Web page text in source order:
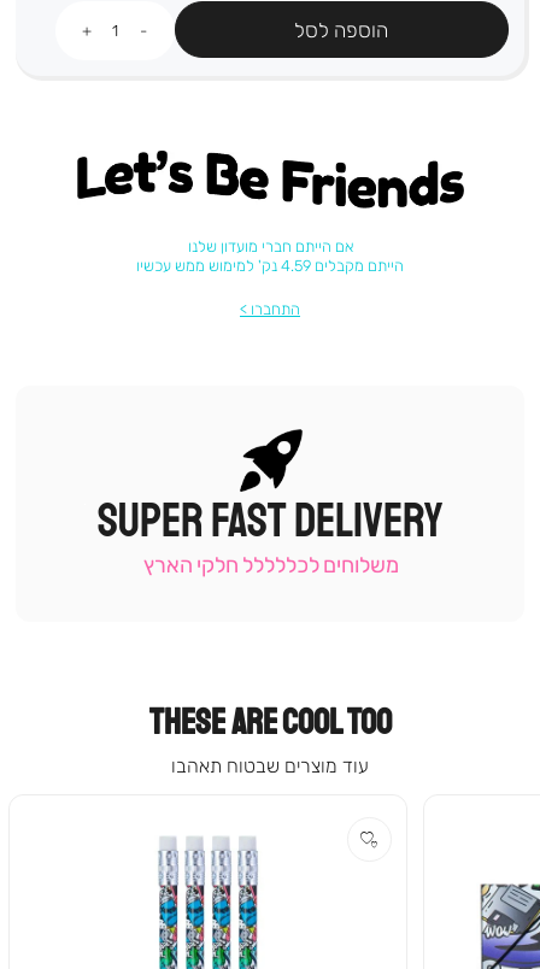
הוספה לסל
Let's be friends
אם הייתם חברי מועדון שלנו
הייתם מקבלים 4.59 נק' למימוש ממש עכשיו
התחברו
|
תומכי
-
SUPER FAST DELIVERY
משלוחים לכללללל חלקי הארץ
THESE ARE COOL TOO
עוד מוצרים שבטוח תאהבו